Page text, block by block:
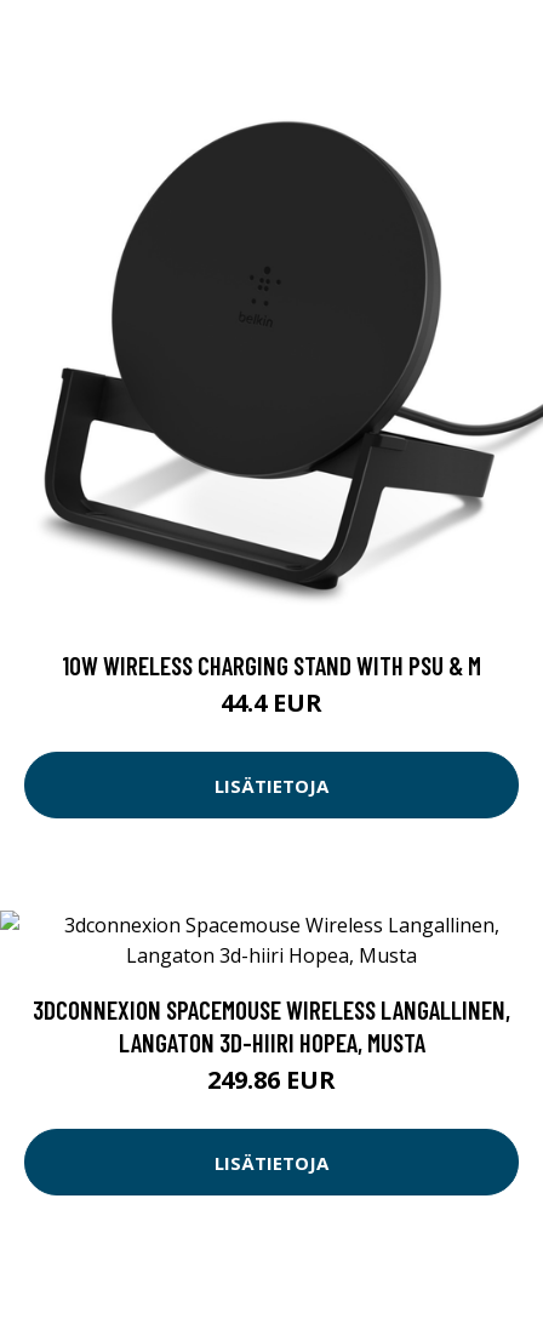
10W WIRELESS CHARGING STAND WITH PSU & M
44.4 EUR
LISÄTIETOJA
3DCONNEXION SPACEMOUSE WIRELESS LANGALLINEN,
LANGATON 3D-HIIRI HOPEA, MUSTA
249.86 EUR
LISÄTIETOJA